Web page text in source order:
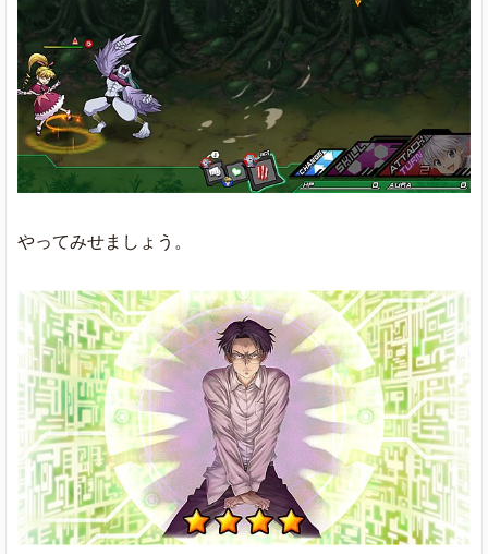
やってみせましょう。